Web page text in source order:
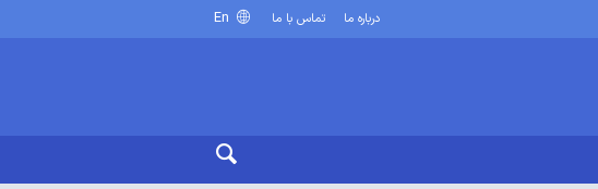
درباره ما تماس با ما